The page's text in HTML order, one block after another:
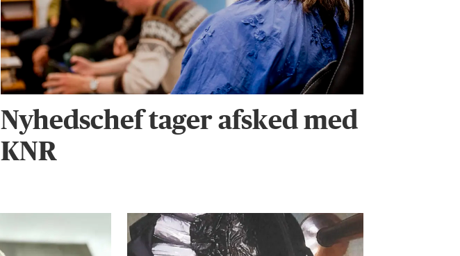
Nyhedschef tager afsked med
KNR